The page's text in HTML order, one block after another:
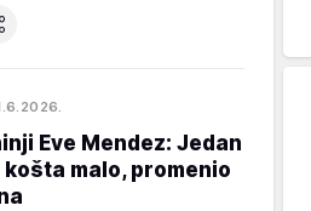
Eve Mendez: Jedan
malo, promenio